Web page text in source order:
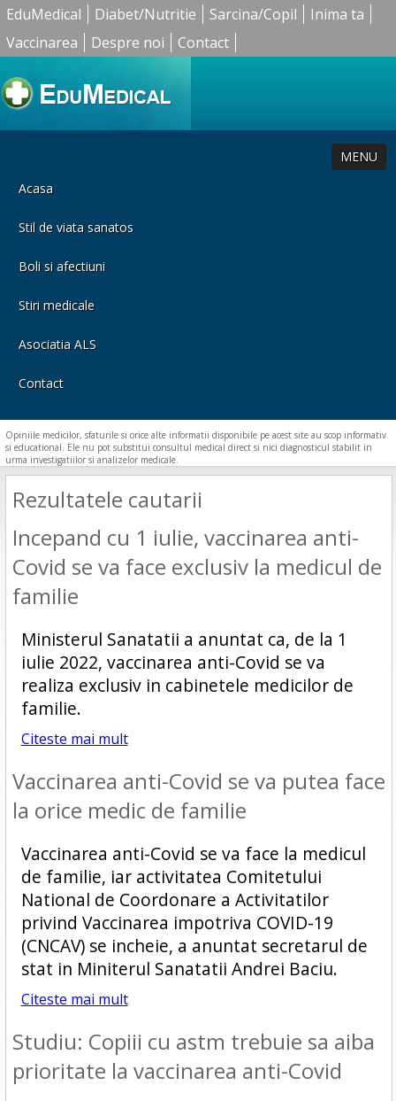
EduMedical Diabet/Nutritie Sarcina/Copil
Inima ta
Vaccinarea
Despre noi Contact
MENU
Acasa
Stil de viata sanatos
Boli si afectiuni
Stiri medicale
Asociatia ALS
Contact
Opiniile medicilor, sfaturile si orice alte informatii disponibile pe acest site au scop informativ
si educational. Ele nu pot substitui consultul medical direct si nici diagnosticul stabilit in
urma investigatiilor si analizelor medicale.
Rezultatele cautarii
Incepand cu 1 iulie, vaccinarea anti-
Covid se va face exclusiv la medicul de
familie
Ministerul Sanatatii a anuntat ca, de la 1
iulie 2022, vaccinarea anti-Covid se va
realiza exclusiv in cabinetele medicilor de
familie.
Citeste mai mult
Vaccinarea anti-Covid se va putea face
la orice medic de familie
Vaccinarea anti-Covid se va face la medicul
de familie, iar activitatea Comitetului
National de Coordonare a Activitatilor
privind Vaccinarea impotriva COVID-19
(CNCAV) se incheie, a anuntat secretarul de
stat in Miniterul Sanatatii Andrei Baciu.
Citeste mai mult
Studiu: Copiii cu astm trebuie sa aiba
prioritate la vaccinarea anti-Covid